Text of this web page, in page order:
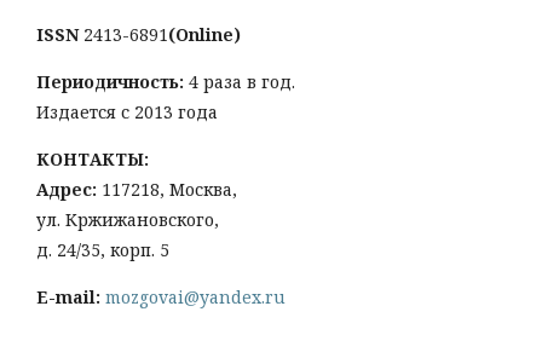
ISSN 2413-6891(Online)
Периодичность: 4 раза в год.
Издается с 2013 года
КОНТАКТЫ:
Адрес: 117218, Москва,
ул. Кржижановского,
д. 24/35, корп. 5
E-mail: mozgovai@yandex.ru